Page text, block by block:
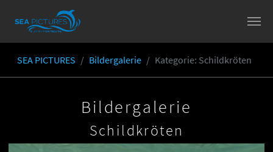
Skip to main content
You are here:
SEA PICTURES Bildergalerie Kategorie: Schildkröten
Bildergalerie
Schildkröten